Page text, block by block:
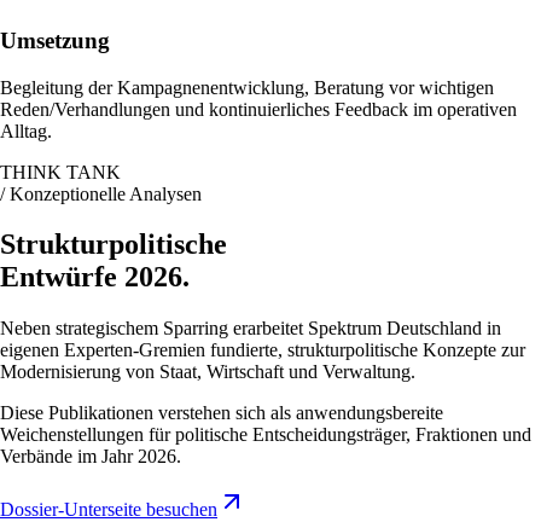
Umsetzung
Begleitung der Kampagnenentwicklung, Beratung vor wichtigen
Reden/Verhandlungen und kontinuierliches Feedback im operativen
Alltag.
THINK TANK
/ Konzeptionelle Analysen
Strukturpolitische
Entwürfe 2026.
Neben strategischem Sparring erarbeitet Spektrum Deutschland in
eigenen Experten-Gremien fundierte, strukturpolitische Konzepte zur
Modernisierung von Staat, Wirtschaft und Verwaltung.
Diese Publikationen verstehen sich als anwendungsbereite
Weichenstellungen für politische Entscheidungsträger, Fraktionen und
Verbände im Jahr 2026.
Dossier-Unterseite besuchen